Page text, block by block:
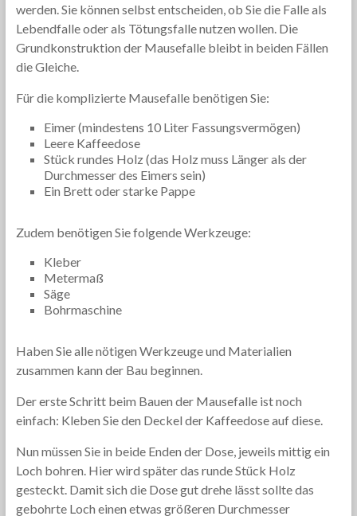
werden. Sie können selbst entscheiden, ob Sie die Falle als
Lebendfalle oder als Tötungsfalle nutzen wollen. Die
Grundkonstruktion der Mausefalle bleibt in beiden Fällen
die Gleiche.
Für die komplizierte Mausefalle benötigen Sie:
Eimer (mindestens 10 Liter Fassungsvermögen)
Leere Kaffeedose
Stück rundes Holz (das Holz muss Länger als der
Durchmesser des Eimers sein)
Ein Brett oder starke Pappe
Zudem benötigen Sie folgende Werkzeuge:
Kleber
Metermaß
Säge
Bohrmaschine
Haben Sie alle nötigen Werkzeuge und Materialien
zusammen kann der Bau beginnen.
Der erste Schritt beim Bauen der Mausefalle ist noch
einfach: Kleben Sie den Deckel der Kaffeedose auf diese.
Nun müssen Sie in beide Enden der Dose, jeweils mittig ein
Loch bohren. Hier wird später das runde Stück Holz
gesteckt. Damit sich die Dose gut drehe lässt sollte das
gebohrte Loch einen etwas größeren Durchmesser